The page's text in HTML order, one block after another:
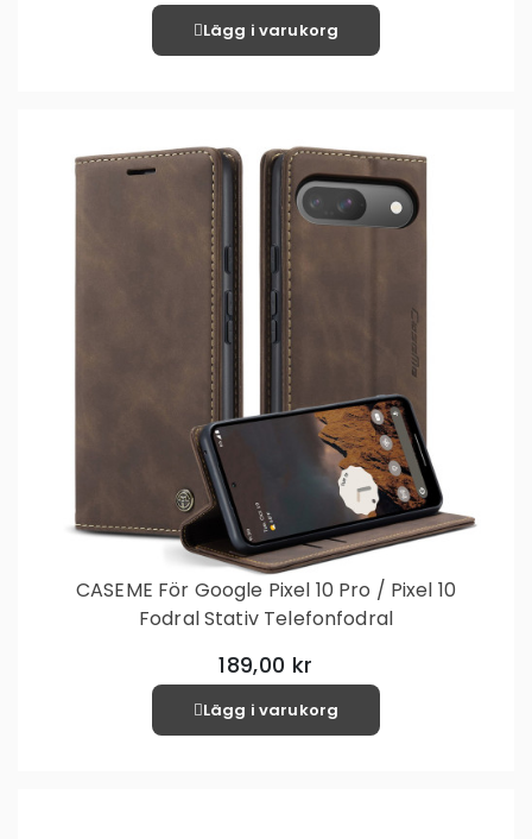
Lägg i varukorg
CASEME För Google Pixel 10 Pro / Pixel 10
Fodral Stativ Telefonfodral
189,00 kr
Lägg i varukorg